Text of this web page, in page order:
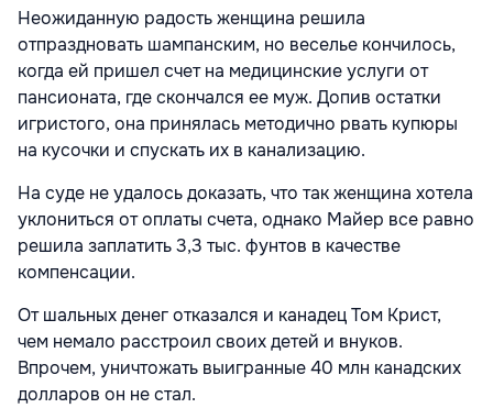
Неожиданную радость женщина решила
отпраздновать шампанским, но веселье кончилось,
когда ей пришел счет на медицинские услуги от
пансионата, где скончался ее муж. Допив остатки
игристого, она принялась методично рвать купюры
на кусочки и спускать их в канализацию.
На суде не удалось доказать, что так женщина хотела
уклониться от оплаты счета, однако Майер все равно
решила заплатить 3,3 тыс. фунтов в качестве
компенсации.
От шальных денег отказался и канадец Том Крист,
чем немало расстроил своих детей и внуков.
Впрочем, уничтожать выигранные 40 млн канадских
долларов он не стал.